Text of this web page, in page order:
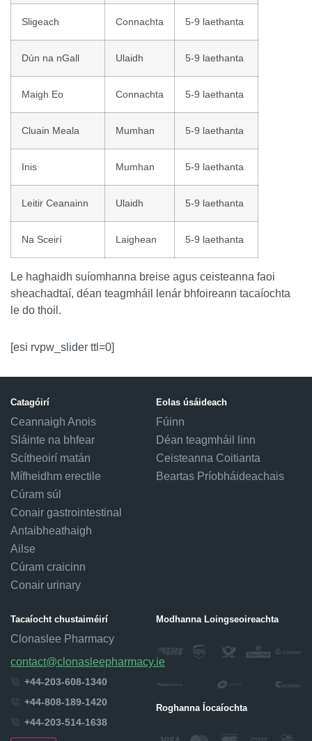
Sligeach Connachta 5-9 laethanta
Dún na nGall Ulaidh 5-9 laethanta
Maigh Eo Connachta 5-9 laethanta
Cluain Meala Mumhan 5-9 laethanta
Inis Mumhan 5-9 laethanta
Leitir Ceanainn Ulaidh 5-9 laethanta
Na Sceirí Laighean 5-9 laethanta
Le haghaidh suíomhanna breise agus ceisteanna faoi
sheachadtaí, déan teagmháil lenár bhfoireann tacaíochta
le do thoil.
[esi rvpw_slider ttl=0]
Catagóirí
Ceannaigh Anois
Sláinte na bhfear
Scítheoirí matán
Mífheidhm erectile
Cúram súl
Conair gastrointestinal
Antaibheathaigh
Ailse
Cúram craicinn
Conair urinary
Eolas úsáideach
Fúinn
Déan teagmháil linn
Ceisteanna Coitianta
Beartas Príobháideachais
Tacaíocht chustaiméirí
Clonaslee Pharmacy
contact@clonasleepharmacy.ie
+44-203-608-1340
+44-808-189-1420
+44-203-514-1638
Modhanna Loingseoireachta
Roghanna Íocaíochta